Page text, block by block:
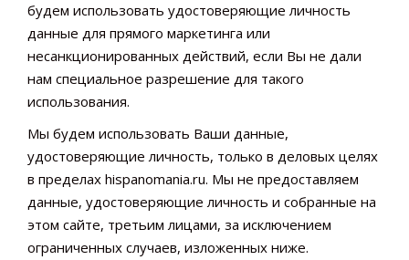
будем использовать удостоверяющие личность
данные для прямого маркетинга или
несанкционированных действий, если Вы не дали
нам специальное разрешение для такого
использования.
Мы будем использовать Ваши данные,
удостоверяющие личность, только в деловых целях
в пределах hispanomania.ru. Мы не предоставляем
данные, удостоверяющие личность и собранные на
этом сайте, третьим лицами, за исключением
ограниченных случаев, изложенных ниже.